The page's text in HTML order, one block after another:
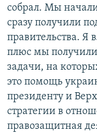
собрал. Мы
сразу получили
правительства. Я
плюс мы получили
задачи, на
это помощь
президенту и
стратегии в
правозащитная